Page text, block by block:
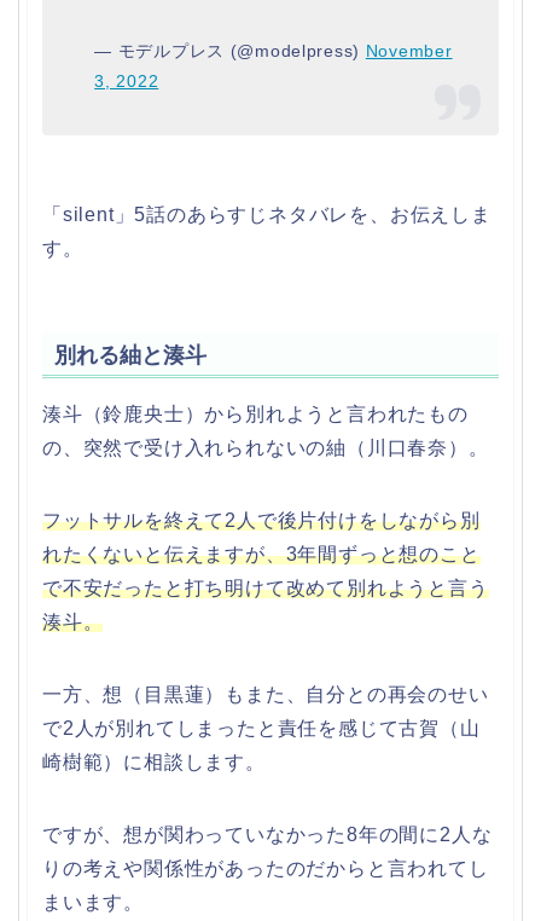
— モデルプレス (@modelpress) November
3, 2022
「silent」5話のあらすじネタバレを、お伝えしま
す。
別れる紬と湊斗
湊斗（鈴鹿央士）から別れようと言われたもの
の、突然で受け入れられないの紬（川口春奈）。
フットサルを終えて2人で後片付けをしながら別
れたくないと伝えますが、3年間ずっと想のこと
で不安だったと打ち明けて改めて別れようと言う
湊斗。
一方、想（目黒蓮）もまた、自分との再会のせい
で2人が別れてしまったと責任を感じて古賀（山
崎樹範）に相談します。
ですが、想が関わっていなかった8年の間に2人な
りの考えや関係性があったのだからと言われてし
まいます。